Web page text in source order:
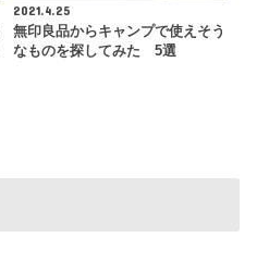
2021.4.25
無印良品からキャンプで使えそう
なものを探してみた 5選